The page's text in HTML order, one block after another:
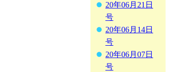
20年06月21日
号
20年06月14日
号
20年06月07日
号